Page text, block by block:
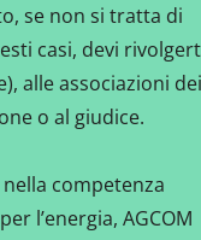
se non si tratta di
casi, devi
alle associazioni dei
o al giudice.
competenza
l’energia, AGCOM